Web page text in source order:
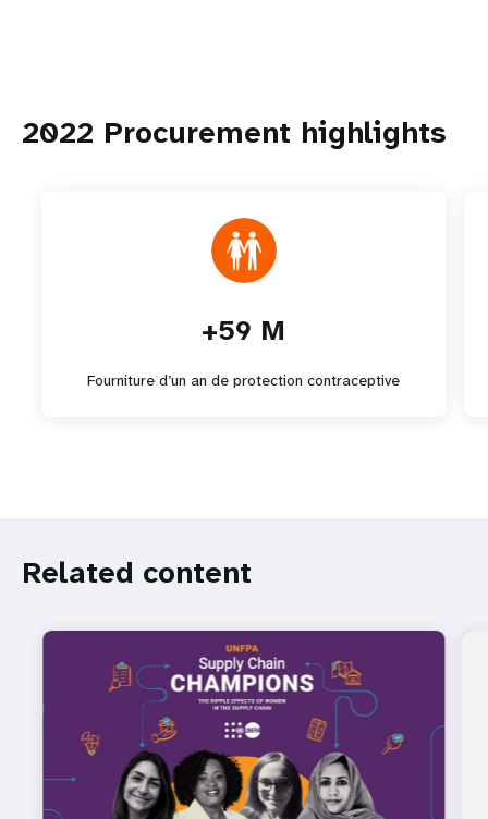
2022 Procurement highlights
+59 M
Fourniture d’un an de protection contraceptive
Related
content
Related content